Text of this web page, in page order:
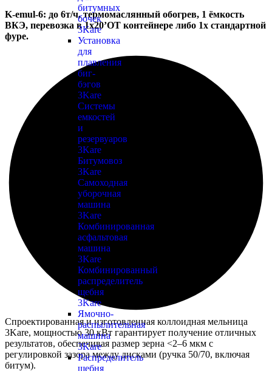
битумных
бочек
3Kare
Установка
для
плавления
биг-
бэгов
3Kare
Системы
емкостей
и
резервуаров
3Kare
Битумовоз
3Kare
Самоходная
уборочная
машина
3Kare
Комбинированная
асфальтовая
машина
3Kare
Комбинированный
распределитель
щебня
3Kare
Ямочно-
распылительная
машина
3Kare
Распределитель
щебня
K-emul-6: до 6т/ч, термомаслянный обогрев, 1 ёмкость
ВКЭ, перевозка в 1х20’ОТ контейнере либо 1х стандартной
фуре.
Спроектированная и изготовленная коллоидная мельница
3Kare, мощностью 30 кВт гарантирует получение отличных
результатов, обеспечивая размер зерна <2–6 мкм с
регулировкой зазора между дисками (ручка 50/70, включая
битум).